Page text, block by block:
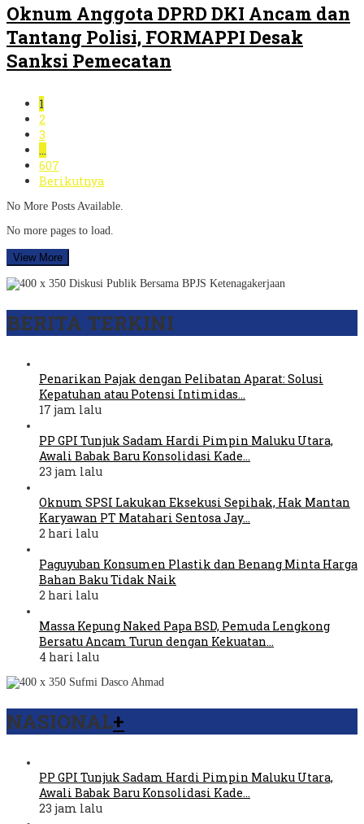
Oknum Anggota DPRD DKI Ancam dan
Tantang Polisi, FORMAPPI Desak
Sanksi Pemecatan
1
2
3
…
607
Berikutnya
No More Posts Available.
No more pages to load.
View More
BERITA TERKINI
Penarikan Pajak dengan Pelibatan Aparat: Solusi
Kepatuhan atau Potensi Intimidas…
17 jam lalu
PP GPI Tunjuk Sadam Hardi Pimpin Maluku Utara,
Awali Babak Baru Konsolidasi Kade…
23 jam lalu
Oknum SPSI Lakukan Eksekusi Sepihak, Hak Mantan
Karyawan PT Matahari Sentosa Jay…
2 hari lalu
Paguyuban Konsumen Plastik dan Benang Minta Harga
Bahan Baku Tidak Naik
2 hari lalu
Massa Kepung Naked Papa BSD, Pemuda Lengkong
Bersatu Ancam Turun dengan Kekuatan…
4 hari lalu
NASIONAL+
PP GPI Tunjuk Sadam Hardi Pimpin Maluku Utara,
Awali Babak Baru Konsolidasi Kade…
23 jam lalu